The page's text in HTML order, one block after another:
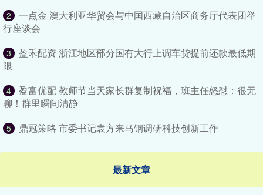
2
一点金 澳大利亚华贸会与中国西藏自治区商务厅代表团举
行座谈会
3
盈禾配资 浙江地区部分国有大行上调车贷提前还款最低期
限
4
盈富优配 教师节当天家长群复制祝福，班主任怒怼：很无
聊！群里瞬间清静
5 鼎冠策略 市委书记袁方来马钢调研科技创新工作
最新文章